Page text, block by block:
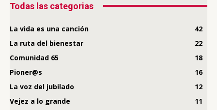
Todas las categorias
La vida es una canción
42
La ruta del bienestar
22
Comunidad 65
18
Pioner@s
16
La voz del jubilado
12
Vejez a lo grande
11